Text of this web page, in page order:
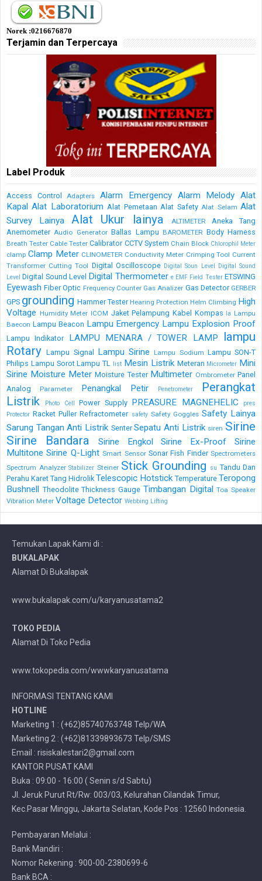
Norek :0216676870
Terjamin dan Terpercaya
Label Produk
Access Control Adapters Alarm Emergency Alarm Melody Alat
Kapal Alat Laboratorium Alat Pemetaan Alat Safety Alat Selam Alat
Survey Lainya
Alat Ukur lainya ALTIMETER
Aneka Tang
Anemometer Audio Generator Ballas Lampu BAROMETER Body Harness
Breath Tester Cable Tester Calibrator CCTV System Chain Block Chlorophil Meter
clamp Clamp Meter CLINOMETER Conductivity Meter Crimping Tool Current
Transformer Cutting Tool Digital Oscilloscope Digital Soun Level Digital Sound
Level Digital Sound Level Digital Thermometer e EMF Field Tester ETSWING
Eyewash Fiber Optic Frequency Counter Gas Analizer Gas Detector GERBER
GPS grounding Hammer Tester Hearing Protection Helm Climbing High
Voltage Humidity Meter ICOM Jaket Pelampung Kabel Kompas la Lampu
Baecon Lampu Beacon Lampu Emergency Lampu Explosion Proof
Lampu Indikator LAMPU MENARA / TOWER LAMP
lampu
Rotary Lampu Signal Lampu Sirine Lampu Sodium Lampu SON-T
Philips Lampu Sorot Lampu TL list Mesin Listrik Meteran Micrometer Mini
Sirine Moisture Meter Moisture Tester Multimeter Ombrometer Panel
Analog
Parameter Penangkal Petir Penetrometer
Perangkat
Listrik
Photo Cell Power Supply PREASURE MAGNEHELIC
pres
Protector Racket Puller Refractometer safety Safety Goggles Safety Lainya
Sarung Tangan Anti Listrik Senter Sepatu Anti Listrik siren Sirine
Sirine Bandara
Sirine Engkol Sirine Ex-Proof
Sirine
Multitone Sirine Q-Light Smart Sensor Sonar Fish Finder Spectrometers
Spectrum Analyzer Stabilizer Steiner Stick Grounding su Tandu Dan
Perahu Karet Tang Hidrolik Telescopic Hotstick Temperature Teropong
Bushnell Theodolite Thickness Gauge Timbangan Digital Toa Speaker
Vibration Meter Voltage Detector Webbing Lifting
Temukan Lapak Kami di :
BUKALAPAK
Alamat Di Bukalapak
www.bukalapak.com/u/karyanusatama2
TOKO PEDIA
Alamat Di Toko Pedia
www.tokopedia.com/wwwkaryanusatama
INFORMASI TENTANG KAMI
HOTLINE
Marketing 1 : (+62)85740763748 Telp/WA
Marketing 2 : (+62)81339893673 Telp/SMS
Email : risiskalestari2@gmail.com
KANTOR PUSAT KAMI
Buka : 09:00 - 16:00 ( Senin s/d Sabtu)
Jl. Jeruk Purut Rt/Rw: 003/03, Kelurahan Cilandak Timur,
Kec.Pasar Minggu, Jakarta Selatan, Kode Pos : 12560 Indonesia.
Pembayaran Melalui :
Bank Mandiri :
Nomor Rekening : 900-00-2380699-6
Bank BCA :